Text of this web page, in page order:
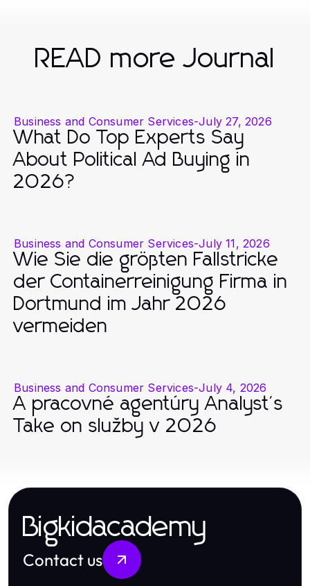
READ more Journal
Business and Consumer Services-July 27, 2026
What Do Top Experts Say
About Political Ad Buying in
2026?
Business and Consumer Services-July 11, 2026
Wie Sie die größten Fallstricke
der Containerreinigung Firma in
Dortmund im Jahr 2026
vermeiden
Business and Consumer Services-July 4, 2026
A pracovné agentúry Analyst's
Take on služby v 2026
Bigkidacademy
Contact us